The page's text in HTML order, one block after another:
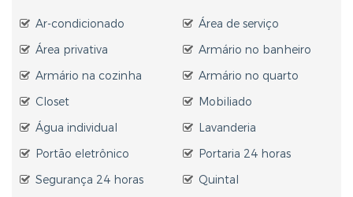
Ar-condicionado
Área de serviço
Área privativa
Armário no banheiro
Armário na cozinha
Armário no quarto
Closet
Mobiliado
Água individual
Lavanderia
Portão eletrônico
Portaria 24 horas
Segurança 24 horas
Quintal